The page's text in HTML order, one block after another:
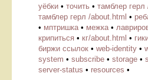
уёбки • точить • тамблер герл
тамблер герл /about.html •
• мптришка • межка •
крипиться • кг/about.html •
биржи ссылок • web-identity •
system • subscribe • storage •
server-status • resources •